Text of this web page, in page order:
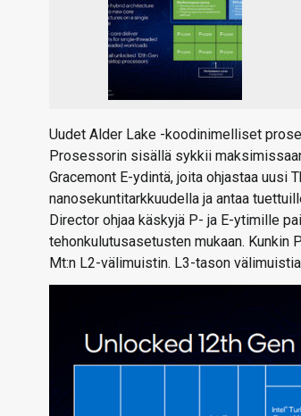
Uudet Alder Lake -koodinimelliset
Prosessorin sisällä sykkii
Gracemont E-ydintä, joita ohjastaa uusi
nanosekuntitarkkuudella ja antaa
Director ohjaa käskyjä P- ja E-ytimille
tehonkulutusasetusten mukaan. Kunkin
Mt:n L2-välimuistin. L3-tason